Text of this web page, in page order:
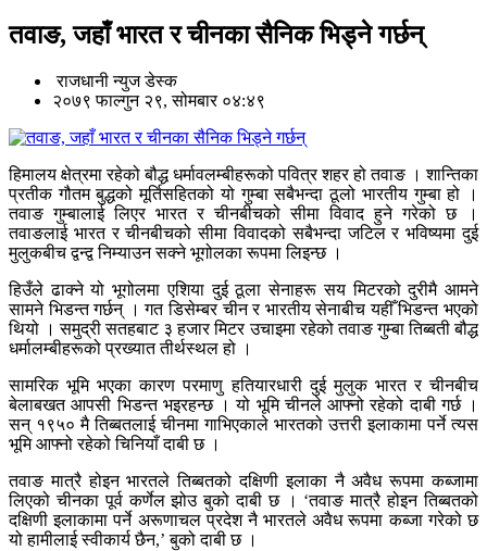
तवाङ, जहाँ भारत र चीनका सैनिक भिड्ने गर्छन्
राजधानी न्युज डेस्क
२०७९ फाल्गुन २९, सोमबार ०४:४९
हिमालय क्षेत्रमा रहेको बौद्ध धर्मावलम्बीहरूको पवित्र शहर हो तवाङ । शान्तिका
प्रतीक गौतम बुद्धको मूर्तिसहितको यो गुम्बा सबैभन्दा ठूलो भारतीय गुम्बा हो ।
तवाङ गुम्बालाई लिएर भारत र चीनबीचको सीमा विवाद हुने गरेको छ ।
तवाङलाई भारत र चीनबीचको सीमा विवादको सबैभन्दा जटिल र भविष्यमा दुई
मुलुकबीच द्वन्द्व निम्याउन सक्ने भूगोलका रूपमा लिइन्छ ।
हिउँले ढाक्ने यो भूगोलमा एशिया दुई ठूला सेनाहरू सय मिटरको दुरीमै आमने
सामने भिडन्त गर्छन् । गत डिसेम्बर चीन र भारतीय सेनाबीच यहीँ भिडन्त भएको
थियो । समुद्री सतहबाट ३ हजार मिटर उचाइमा रहेको तवाङ गुम्बा तिब्बती बौद्ध
धर्मालम्बीहरूको प्रख्यात तीर्थस्थल हो ।
सामरिक भूमि भएका कारण परमाणु हतियारधारी दुई मुलुक भारत र चीनबीच
बेलाबखत आपसी भिडन्त भइरहन्छ । यो भूमि चीनले आफ्नो रहेको दाबी गर्छ ।
सन् १९५० मै तिब्बतलाई चीनमा गाभिएकाले भारतको उत्तरी इलाकामा पर्ने त्यस
भूमि आफ्नो रहेको चिनियाँ दाबी छ ।
तवाङ मात्रै होइन भारतले तिब्बतको दक्षिणी इलाका नै अवैध रूपमा कब्जामा
लिएको चीनका पूर्व कर्णेल झोउ बुको दाबी छ । ‘तवाङ मात्रै होइन तिब्बतको
दक्षिणी इलाकामा पर्ने अरूणाचल प्रदेश नै भारतले अवैध रूपमा कब्जा गरेको छ
यो हामीलाई स्वीकार्य छैन,’ बुको दाबी छ ।